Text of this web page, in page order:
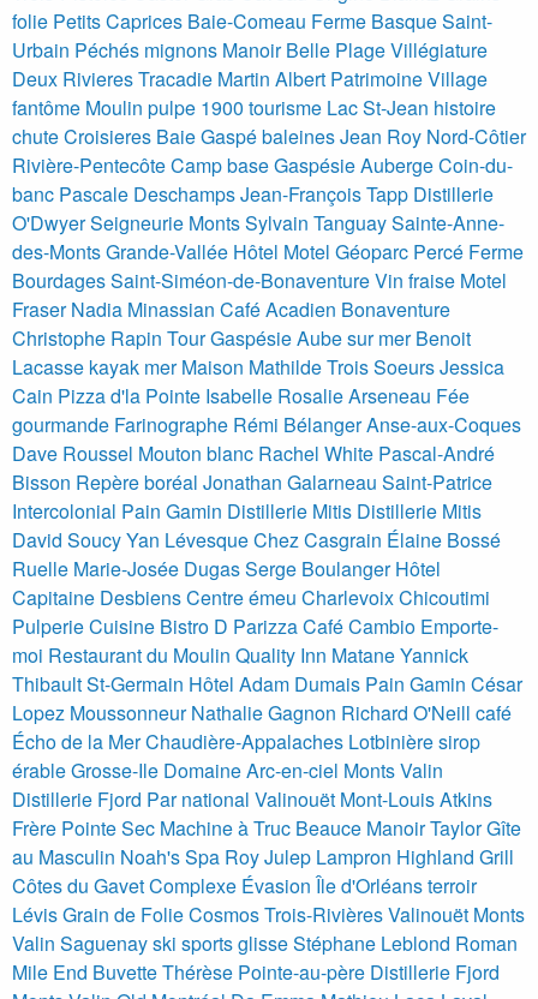
folie Petits Caprices Baie-Comeau Ferme Basque Saint-
Urbain Péchés mignons Manoir Belle PlageVillégiature
Deux Rivieres Tracadie Martin Albert Patrimoine Village
fantôme Moulin pulpe 1900 tourisme Lac St-Jean histoire
chuteCroisieres Baie Gaspé baleines Jean Roy Nord-Côtier
Rivière-PentecôteCamp base Gaspésie Auberge Coin-du-
banc Pascale Deschamps Jean-François Tapp Distillerie
O'DwyerSeigneurie Monts Sylvain Tanguay Sainte-Anne-
des-MontsGrande-Vallée Hôtel Motel Géoparc Percé Ferme
Bourdages Saint-Siméon-de-Bonaventure Vin fraise Motel
Fraser Nadia Minassian Café Acadien Bonaventure
Christophe Rapin Tour GaspésieAube sur mer Benoit
Lacasse kayak mer Maison Mathilde Trois Soeurs Jessica
Cain Pizza d'la Pointe Isabelle Rosalie Arseneau Fée
gourmande Farinographe Rémi BélangerAnse-aux-Coques
Dave Roussel Mouton blanc Rachel White Pascal-André
Bisson Repère boréal Jonathan Galarneau Saint-Patrice
Intercolonial Pain Gamin Distillerie Mitis Distillerie Mitis
David Soucy Yan LévesqueChez Casgrain Élaine Bossé
Ruelle Marie-Josée Dugas Serge Boulanger Hôtel
Capitaine DesbiensCentre émeu CharlevoixChicoutimi
PulperieCuisine Bistro D Parizza Café Cambio Emporte-
moi Restaurant du Moulin Quality Inn Matane Yannick
ThibaultSt-Germain Hôtel Adam Dumais Pain Gamin César
Lopez Moussonneur Nathalie Gagnon Richard O'Neill café
Écho de la MerChaudière-Appalaches Lotbinière sirop
érable Grosse-Ile Domaine Arc-en-ciel Monts Valin
Distillerie Fjord Par national Valinouët Mont-Louis Atkins
Frère Pointe Sec Machine à Truc Beauce Manoir Taylor Gîte
au Masculin Noah's Spa Roy Julep Lampron Highland Grill
Côtes du Gavet Complexe Évasion Île d'Orléans terroir
Lévis Grain de Folie CosmosTrois-RivièresValinouët Monts
Valin Saguenay ski sports glisse Stéphane Leblond Roman
Mile End Buvette Thérèse Pointe-au-père Distillerie Fjord